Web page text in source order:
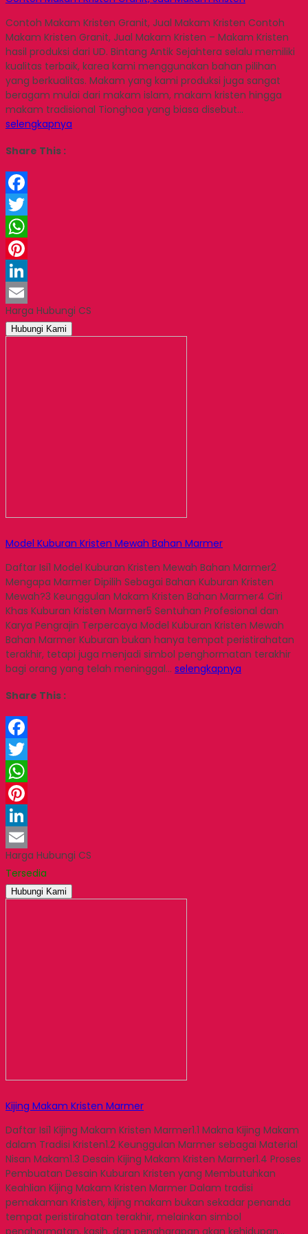
Contoh Makam Kristen Granit, Jual Makam Kristen Contoh
Makam Kristen Granit, Jual Makam Kristen – Makam Kristen
hasil produksi dari UD. Bintang Antik Sejahtera selalu memiliki
kualitas terbaik, karea kami menggunakan bahan pilihan
yang berkualitas. Makam yang kami produksi juga sangat
beragam mulai dari makam islam, makam kristen hingga
makam tradisional Tionghoa yang biasa disebut…
selengkapnya
Share This :
Facebook
Twitter
WhatsApp
Pinterest
LinkedIn
Email
Harga Hubungi CS
Hubungi Kami
Model Kuburan Kristen Mewah Bahan Marmer
Daftar Isi1 Model Kuburan Kristen Mewah Bahan Marmer2
Mengapa Marmer Dipilih Sebagai Bahan Kuburan Kristen
Mewah?3 Keunggulan Makam Kristen Bahan Marmer4 Ciri
Khas Kuburan Kristen Marmer5 Sentuhan Profesional dan
Karya Pengrajin Terpercaya Model Kuburan Kristen Mewah
Bahan Marmer Kuburan bukan hanya tempat peristirahatan
terakhir, tetapi juga menjadi simbol penghormatan terakhir
bagi orang yang telah meninggal… selengkapnya
Share This :
Facebook
Twitter
WhatsApp
Pinterest
LinkedIn
Email
Harga Hubungi CS
Tersedia
Hubungi Kami
Kijing Makam Kristen Marmer
Daftar Isi1 Kijing Makam Kristen Marmer1.1 Makna Kijing Makam
dalam Tradisi Kristen1.2 Keunggulan Marmer sebagai Material
Nisan Makam1.3 Desain Kijing Makam Kristen Marmer1.4 Proses
Pembuatan Desain Kuburan Kristen yang Membutuhkan
Keahlian Kijing Makam Kristen Marmer Dalam tradisi
pemakaman Kristen, kijing makam bukan sekadar penanda
tempat peristirahatan terakhir, melainkan simbol
penghormatan, kasih, dan pengharapan akan kehidupan…